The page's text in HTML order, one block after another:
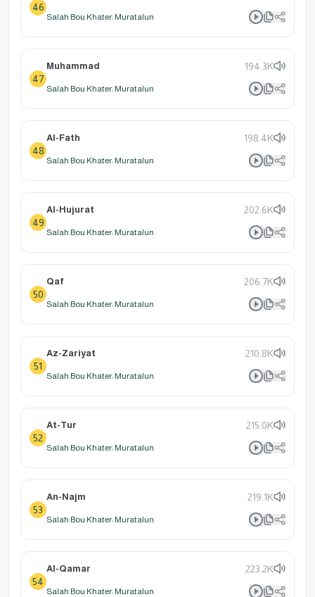
46
Salah Bou Khater: Muratalun
47
Muhammad 194.3K
Salah Bou Khater: Muratalun
48
Al-Fath 198.4K
Salah Bou Khater: Muratalun
49
Al-Hujurat 202.6K
Salah Bou Khater: Muratalun
50
Qaf 206.7K
Salah Bou Khater: Muratalun
51
Az-Zariyat 210.8K
Salah Bou Khater: Muratalun
52
At-Tur 215.0K
Salah Bou Khater: Muratalun
53
An-Najm 219.1K
Salah Bou Khater: Muratalun
54
Al-Qamar 223.2K
Salah Bou Khater: Muratalun